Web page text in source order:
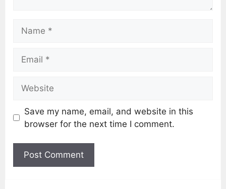
Save my name, email, and website in this
browser for the next time I comment.